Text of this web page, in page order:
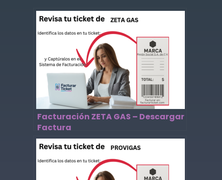
Facturación ZETA GAS – Descargar
Factura